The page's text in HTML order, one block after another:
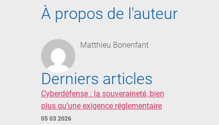
À propos de l'auteur
Matthieu Bonenfant
Derniers articles
Cyberdéfense : la souveraineté, bien
plus qu’une exigence réglementaire
05 03 2026